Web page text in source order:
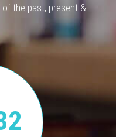
the past, present &